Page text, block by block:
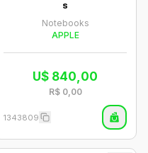
s
Notebooks
APPLE
U$ 840,00
R$ 0,00
1343809